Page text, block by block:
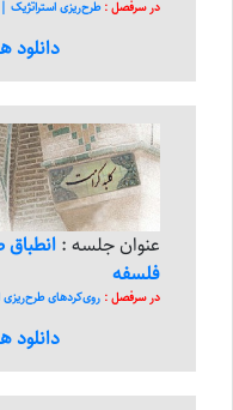
در سرفصل :طرح‌ریزی استراتژیک |
دانلود
عنوان جلسه :
فلسفه
در سرفصل : روی‌کرد‌های طرح‌ریزی
دانلود